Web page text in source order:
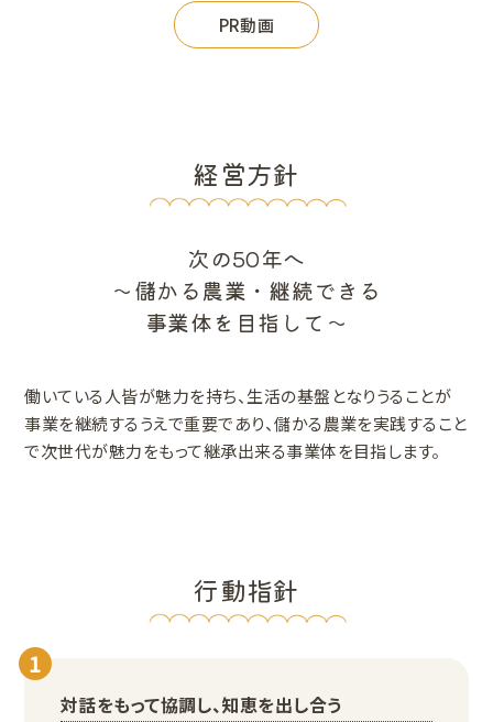
PR動画
経営方針
次の50年へ
〜儲かる農業・継続できる
事業体を目指して〜
働いている人皆が魅力を持ち、生活の基盤となりうることが
事業を継続するうえで重要であり、儲かる農業を実践すること
で次世代が魅力をもって継承出来る事業体を目指します。
行動指針
1
対話をもって協調し、知恵を出し合う